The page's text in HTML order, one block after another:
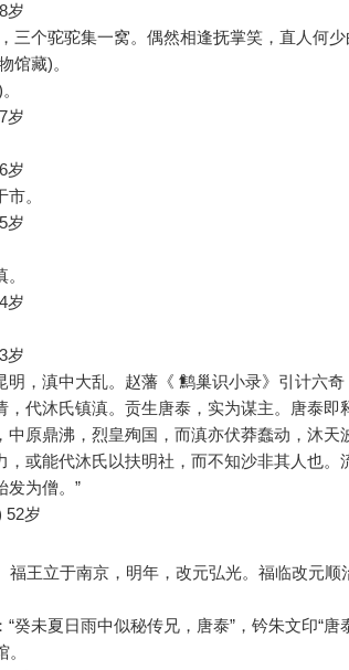
岁
个驼驼集一窝。偶然相逢抚掌笑，直人何少
馆藏)。
岁
岁
。
岁
岁
岁
，滇中大乱。赵藩《 鹪巢识小录》引计六
代沐氏镇滇。贡生唐泰，实为谋主。唐泰即
原鼎沸，烈皇殉国，而滇亦伏莽蠢动，沐天
或能代沐氏以扶明社，而不知沙非其人也。
发为僧。”
52岁
福王立于南京，明年，改元弘光。福临改元顺
癸未夏日雨中似秘传兄，唐泰”，钤朱文印“唐